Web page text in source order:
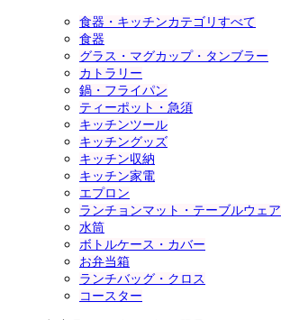
食器・キッチンカテゴリすべて
食器
グラス・マグカップ・タンブラー
カトラリー
鍋・フライパン
ティーポット・急須
キッチンツール
キッチングッズ
キッチン収納
キッチン家電
エプロン
ランチョンマット・テーブルウェア
水筒
ボトルケース・カバー
お弁当箱
ランチバッグ・クロス
コースター